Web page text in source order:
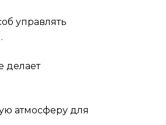
управлять
делает
атмосферу для